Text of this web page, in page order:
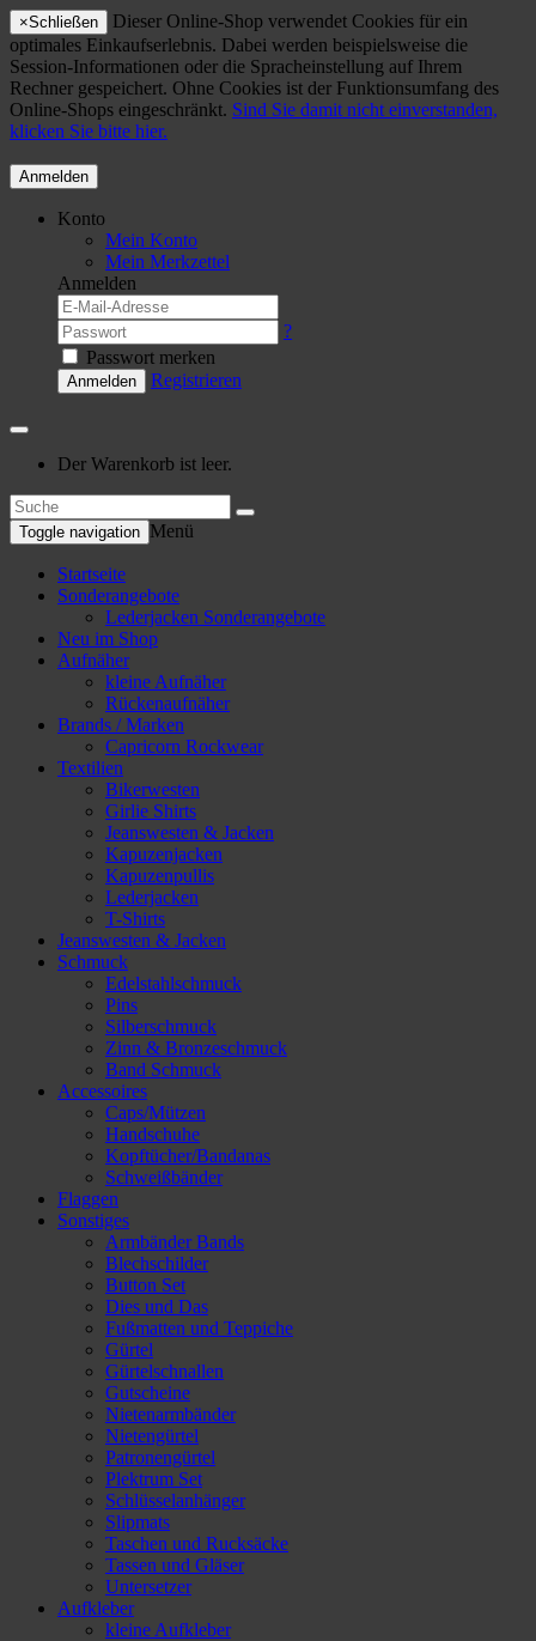
×Schließen
Dieser Online-Shop verwendet Cookies für ein
optimales Einkaufserlebnis. Dabei werden beispielsweise die
Session-Informationen oder die Spracheinstellung auf Ihrem
Rechner gespeichert. Ohne Cookies ist der Funktionsumfang des
Online-Shops eingeschränkt. Sind Sie damit nicht einverstanden,
klicken Sie bitte hier.
Anmelden
Konto
Mein Konto
Mein Merkzettel
Anmelden
?
Passwort merken
Anmelden Registrieren
Der Warenkorb ist leer.
Toggle navigation Menü
Startseite
Sonderangebote
Lederjacken Sonderangebote
Neu im Shop
Aufnäher
kleine Aufnäher
Rückenaufnäher
Brands / Marken
Capricorn Rockwear
Textilien
Bikerwesten
Girlie Shirts
Jeanswesten & Jacken
Kapuzenjacken
Kapuzenpullis
Lederjacken
T-Shirts
Jeanswesten & Jacken
Schmuck
Edelstahlschmuck
Pins
Silberschmuck
Zinn & Bronzeschmuck
Band Schmuck
Accessoires
Caps/Mützen
Handschuhe
Kopftücher/Bandanas
Schweißbänder
Flaggen
Sonstiges
Armbänder Bands
Blechschilder
Button Set
Dies und Das
Fußmatten und Teppiche
Gürtel
Gürtelschnallen
Gutscheine
Nietenarmbänder
Nietengürtel
Patronengürtel
Plektrum Set
Schlüsselanhänger
Slipmats
Taschen und Rucksäcke
Tassen und Gläser
Untersetzer
Aufkleber
kleine Aufkleber